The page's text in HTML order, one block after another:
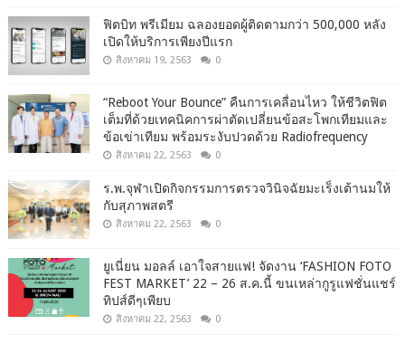
ฟิตบิท พรีเมียม ฉลองยอดผู้ติดตามกว่า 500,000 หลัง
เปิดให้บริการเพียงปีแรก
สิงหาคม 19, 2563 0
“Reboot Your Bounce” คืนการเคลื่อนไหว ให้ชีวิตฟิต
เต็มที่ด้วยเทคนิคการผ่าตัดเปลี่ยนข้อสะโพกเทียมและ
ข้อเข่าเทียม พร้อมระงับปวดด้วย Radiofrequency
สิงหาคม 22, 2563 0
ร.พ.จุฬาเปิดกิจกรรมการตรวจวินิจฉัยมะเร็งเต้านมให้
กับสุภาพสตรี
สิงหาคม 22, 2563 0
ยูเนี่ยน มอลล์ เอาใจสายแฟ! จัดงาน ‘FASHION FOTO
FEST MARKET’ 22 – 26 ส.ค.นี้ ขนเหล่ากูรูแฟชั่นแชร์
ทิปส์ดีๆเพียบ
สิงหาคม 22, 2563 0